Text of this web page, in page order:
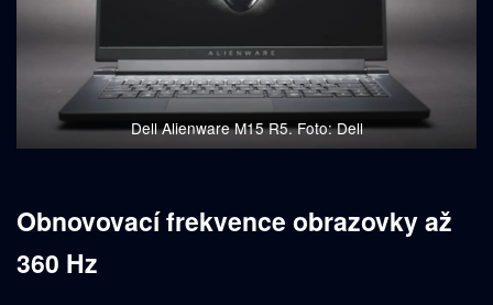
Dell Alienware M15 R5. Foto: Dell
Obnovovací frekvence obrazovky až
360 Hz